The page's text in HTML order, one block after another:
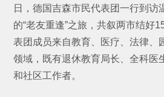
日，德国吉森市民代表团一行到访
的“老友重逢”之旅，共叙两市结好
表团成员来自教育、医疗、法律、
领域，既有退休教育局长、全科医
和社区工作者。